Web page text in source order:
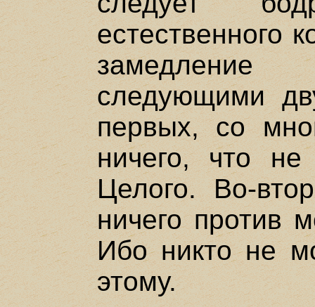
естественного
следующими
первых, со
ничего, что
Целого. Во-
ничего против
Ибо никто не
этому.